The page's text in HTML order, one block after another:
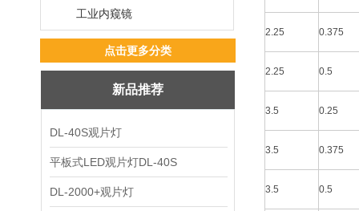
工业内窥镜
点击更多分类
新品推荐
DL-40S观片灯
平板式LED观片灯DL-40S
DL-2000+观片灯
2.25 0.375
2.25 0.5
3.5 0.25
3.5 0.375
3.5 0.5